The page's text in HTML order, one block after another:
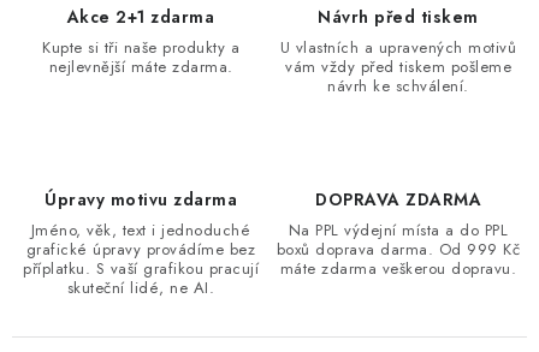
Akce 2+1 zdarma
Kupte si tři naše produkty a
nejlevnější máte zdarma.
Návrh před tiskem
U vlastních a upravených motivů
vám vždy před tiskem pošleme
návrh ke schválení.
Úpravy motivu zdarma
Jméno, věk, text i jednoduché
grafické úpravy provádíme bez
příplatku. S vaší grafikou pracují
skuteční lidé, ne AI.
DOPRAVA ZDARMA
Na PPL výdejní místa a do PPL
boxů doprava darma. Od 999 Kč
máte zdarma veškerou dopravu.